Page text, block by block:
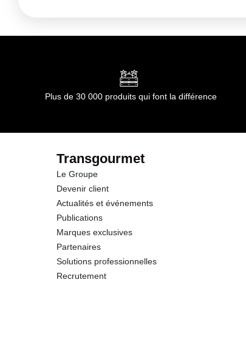
Plus de 30 000 produits qui font la différence
Transgourmet
Le Groupe
Devenir client
Actualités et événements
Publications
Marques exclusives
Partenaires
Solutions professionnelles
Recrutement